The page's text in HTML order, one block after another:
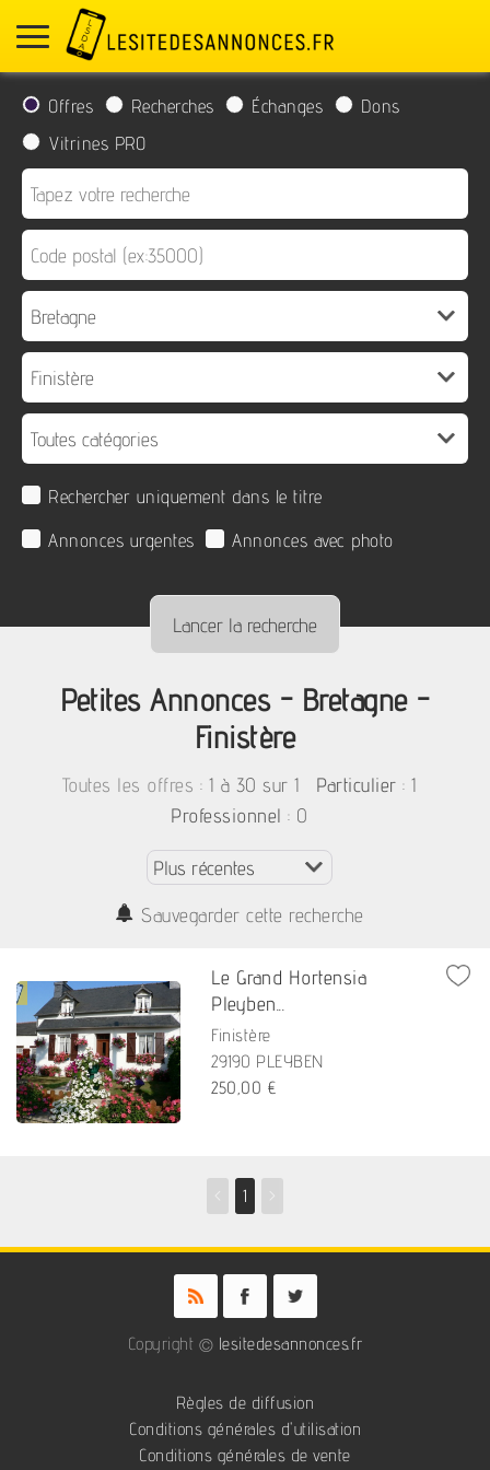
Offres Recherches Échanges
Dons
Vitrines PRO
Rechercher uniquement dans le titre
Annonces urgentes
Annonces avec photo
Petites Annonces - Bretagne -
Finistère
Toutes les offres : 1 à 30 sur 1 Particulier : 1
Professionnel : 0
Sauvegarder cette recherche
Le Grand Hortensia
Pleyben...
Finistère
29190 PLEYBEN
250,00 €
1 >
Copyright © lesitedesannonces.fr
Règles de diffusion
Conditions générales d'utilisation
Conditions générales de vente